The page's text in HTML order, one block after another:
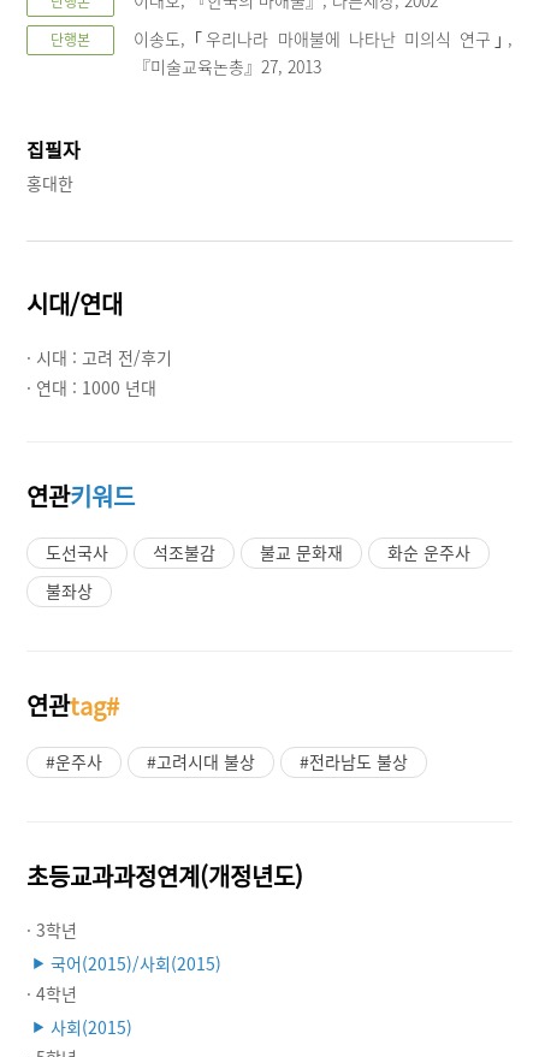
단행본
이송도, ｢우리나라 마애불에 나타난 미의식 연구｣,
『미술교육논총』27, 2013
집필자
홍대한
시대/연대
· 시대 : 고려 전/후기
· 연대 : 1000 년대
연관키워드
도선국사 석조불감 불교 문화재
화순 운주사
불좌상
연관tag#
#운주사 #고려시대 불상 #전라남도 불상
초등교과과정연계(개정년도)
· 3학년
▶ 국어(2015)/사회(2015)
· 4학년
▶ 사회(2015)